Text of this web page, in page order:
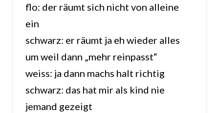
flo: der räumt sich nicht von alleine
ein
schwarz: er räumt ja eh wieder alles
um weil dann „mehr reinpasst“
weiss: ja dann machs halt richtig
schwarz: das hat mir als kind nie
jemand gezeigt